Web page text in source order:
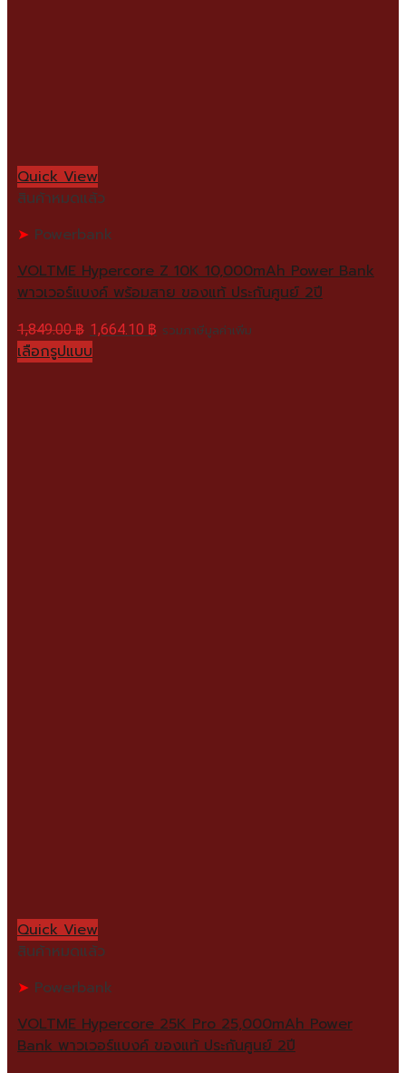
Quick View
สินค้าหมดแล้ว
Powerbank
VOLTME Hypercore Z 10K 10,000mAh Power Bank
พาวเวอร์แบงค์ พร้อมสาย ของแท้ ประกันศูนย์ 2ปี
1,849.00฿ 1,664.10 ฿ รวมภาษีมูลค่าเพิ่ม
เลือกรูปแบบ
Quick View
สินค้าหมดแล้ว
Powerbank
VOLTME Hypercore 25K Pro 25,000mAh Power
Bank พาวเวอร์แบงค์ ของแท้ ประกันศูนย์ 2ปี